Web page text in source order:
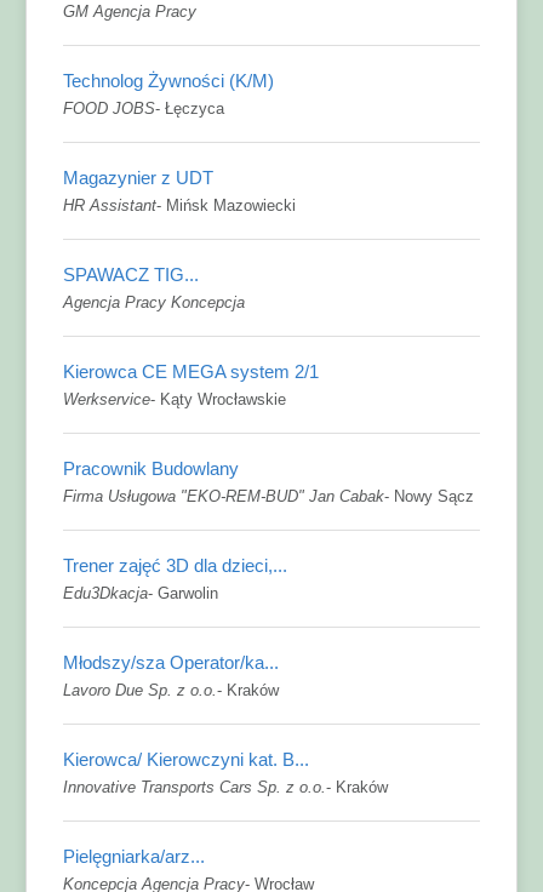
GM Agencja Pracy
Technolog Żywności (K/M)
FOOD JOBS-Łęczyca
Magazynier z UDT
HR Assistant- Mińsk Mazowiecki
SPAWACZ TIG...
Agencja Pracy Koncepcja
Kierowca CE MEGA system 2/1
Werkservice- Kąty Wrocławskie
Pracownik Budowlany
Firma Usługowa "EKO-REM-BUD" Jan Cabak- Nowy Sącz
Trener zajęć 3D dla dzieci,...
Edu3Dkacja-Garwolin
Młodszy/sza Operator/ka...
Lavoro Due Sp. z o.o.- Kraków
Kierowca/ Kierowczyni kat. B...
Innovative Transports Cars Sp. z o.o.- Kraków
Pielęgniarka/arz...
Koncepcja Agencja Pracy-Wrocław